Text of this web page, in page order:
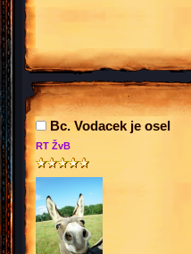
Bc. Vodacek je osel
RT ŽvB